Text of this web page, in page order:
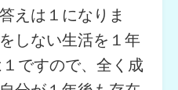
えは１になりま
しない生活を１年
ですので、全く成